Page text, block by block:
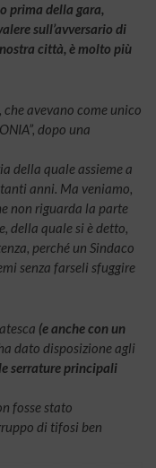
prima della gara,
sull’avversario di
città, è molto più
avevano come unico
dopo una
della quale assieme a
anni. Ma veniamo,
non riguarda la parte
della quale si è detto,
perché un Sindaco
senza farseli sfuggire
(e anche con un
dato disposizione agli
serrature principali
fosse stato
di tifosi ben